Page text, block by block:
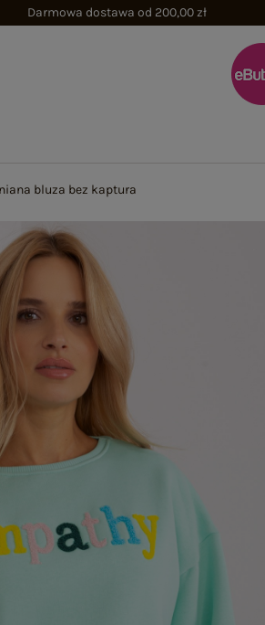
Darmowa dostawa od 200,00 zł
bluza bez kaptura